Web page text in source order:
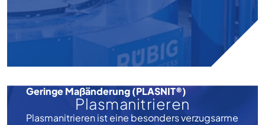
Plasmanitrieren
Geringe Maßänderung (PLASNIT®)
Plasmanitrieren ist eine besonders verzugsarme